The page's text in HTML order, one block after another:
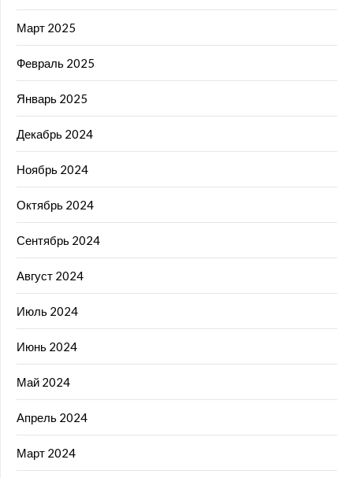
Март 2025
Февраль 2025
Январь 2025
Декабрь 2024
Ноябрь 2024
Октябрь 2024
Сентябрь 2024
Август 2024
Июль 2024
Июнь 2024
Май 2024
Апрель 2024
Март 2024